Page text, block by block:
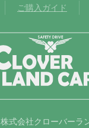
ご購入ガイド
株式会社クローバーラ